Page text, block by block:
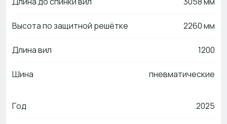
Высота по защитной решётке 2260 мм
Длина вил 1200
Шина пневматические
Год 2025